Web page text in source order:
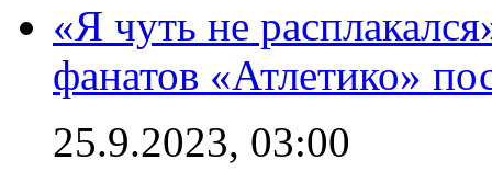
«Я чуть не
фанатов «Атлетико»
25.9.2023, 03:00